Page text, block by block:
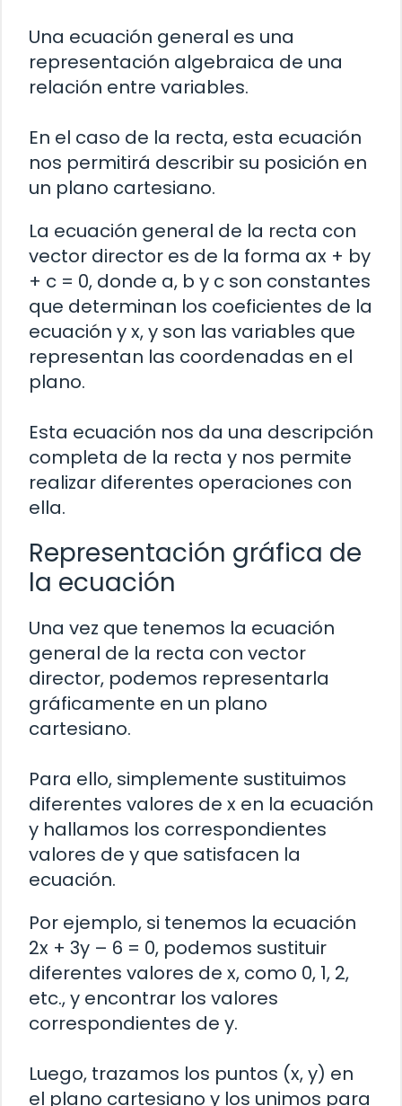
Una ecuación general es una
representación algebraica de una
relación entre variables.
En el caso de la recta, esta ecuación
nos permitirá describir su posición en
un plano cartesiano.
La ecuación general de la recta con
vector director es de la forma ax + by
+ c = 0, donde a, b y c son constantes
que determinan los coeficientes de la
ecuación y x, y son las variables que
representan las coordenadas en el
plano.
Esta ecuación nos da una descripción
completa de la recta y nos permite
realizar diferentes operaciones con
ella.
Representación gráfica de
la ecuación
Una vez que tenemos la ecuación
general de la recta con vector
director, podemos representarla
gráficamente en un plano
cartesiano.
Para ello, simplemente sustituimos
diferentes valores de x en la ecuación
y hallamos los correspondientes
valores de y que satisfacen la
ecuación.
Por ejemplo, si tenemos la ecuación
2x + 3y – 6 = 0, podemos sustituir
diferentes valores de x, como 0, 1, 2,
etc., y encontrar los valores
correspondientes de y.
Luego, trazamos los puntos (x, y) en
el plano cartesiano y los unimos para